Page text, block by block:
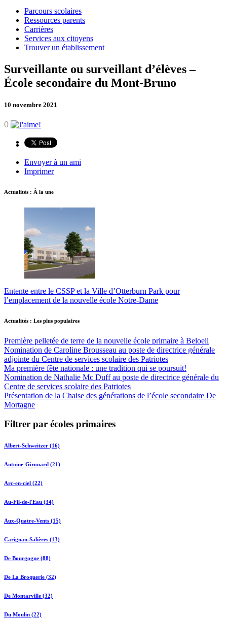
Parcours scolaires
Ressources parents
Carrières
Services aux citoyens
Trouver un établissement
Surveillante ou surveillant d’élèves –
École secondaire du Mont-Bruno
10 novembre 2021
0
Envoyer à un ami
Imprimer
Actualités : À la une
Entente entre le CSSP et la Ville d’Otterburn Park pour
l’emplacement de la nouvelle école Notre-Dame
Actualités : Les plus populaires
Première pelletée de terre de la nouvelle école primaire à Beloeil
Nomination de Caroline Brousseau au poste de directrice générale
adjointe du Centre de services scolaire des Patriotes
Ma première fête nationale : une tradition qui se poursuit!
Nomination de Nathalie Mc Duff au poste de directrice générale du
Centre de services scolaire des Patriotes
Présentation de la Chaise des générations de l’école secondaire De
Mortagne
Filtrer par écoles primaires
Albert-Schweitzer (16)
Antoine-Girouard (21)
Arc-en-ciel (22)
Au-Fil-de-l'Eau (34)
Aux-Quatre-Vents (15)
Carignan-Salières (13)
De Bourgogne (88)
De La Broquerie (32)
De Montarville (32)
Du Moulin (22)